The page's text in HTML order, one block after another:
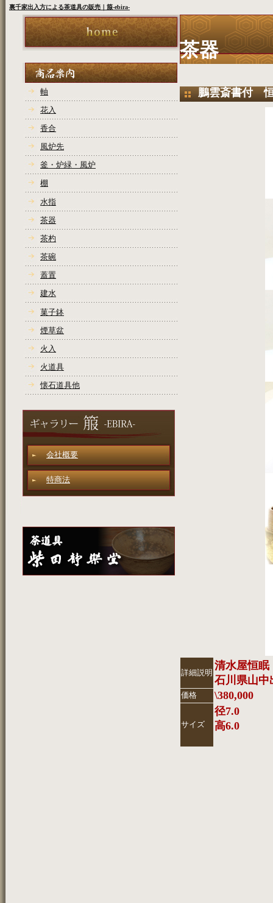
裏千家出入方による茶道具の販売｜箙-ebira-
軸
花入
香合
風炉先
釜・炉緑・風炉
棚
水指
茶器
茶杓
茶碗
蓋置
建水
菓子鉢
煙草盆
火入
火道具
懐石道具他
会社概要
特商法
茶器
鵬雲斎書付
詳細説明
清水屋恒
石川県山中
価格 \380,000
サイズ
径7.0
高6.0